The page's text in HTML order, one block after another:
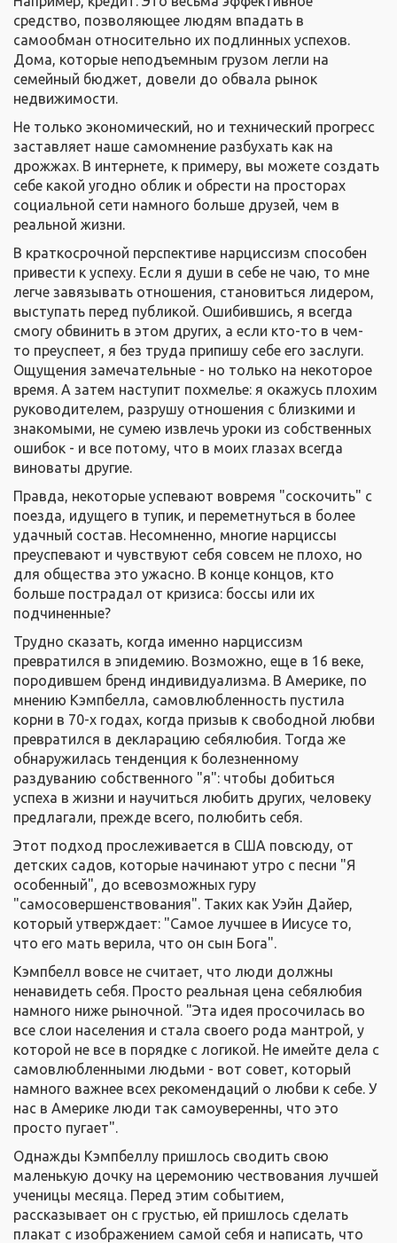
средство, позволяющее людям впадать в
самообман относительно их подлинных успехов.
Дома, которые неподъемным грузом легли на
семейный бюджет, довели до обвала рынок
недвижимости.
Не только экономический, но и технический прогресс
заставляет наше самомнение разбухать как на
дрожжах. В интернете, к примеру, вы можете создать
себе какой угодно облик и обрести на просторах
социальной сети намного больше друзей, чем в
реальной жизни.
В краткосрочной перспективе нарциссизм способен
привести к успеху. Если я души в себе не чаю, то мне
легче завязывать отношения, становиться лидером,
выступать перед публикой. Ошибившись, я всегда
смогу обвинить в этом других, а если кто-то в чем-
то преуспеет, я без труда припишу себе его заслуги.
Ощущения замечательные - но только на некоторое
время. А затем наступит похмелье: я окажусь плохим
руководителем, разрушу отношения с близкими и
знакомыми, не сумею извлечь уроки из собственных
ошибок - и все потому, что в моих глазах всегда
виноваты другие.
Правда, некоторые успевают вовремя "соскочить" с
поезда, идущего в тупик, и переметнуться в более
удачный состав. Несомненно, многие нарциссы
преуспевают и чувствуют себя совсем не плохо, но
для общества это ужасно. В конце концов, кто
больше пострадал от кризиса: боссы или их
подчиненные?
Трудно сказать, когда именно нарциссизм
превратился в эпидемию. Возможно, еще в 16 веке,
породившем бренд индивидуализма. В Америке, по
мнению Кэмпбелла, самовлюбленность пустила
корни в 70-х годах, когда призыв к свободной любви
превратился в декларацию себялюбия. Тогда же
обнаружилась тенденция к болезненному
раздуванию собственного "я": чтобы добиться
успеха в жизни и научиться любить других, человеку
предлагали, прежде всего, полюбить себя.
Этот подход прослеживается в США повсюду, от
детских садов, которые начинают утро с песни "Я
особенный", до всевозможных гуру
"самосовершенствования". Таких как Уэйн Дайер,
который утверждает: "Самое лучшее в Иисусе то,
что его мать верила, что он сын Бога".
Кэмпбелл вовсе не считает, что люди должны
ненавидеть себя. Просто реальная цена себялюбия
намного ниже рыночной. "Эта идея просочилась во
все слои населения и стала своего рода мантрой, у
которой не все в порядке с логикой. Не имейте дела с
самовлюбленными людьми - вот совет, который
намного важнее всех рекомендаций о любви к себе. У
нас в Америке люди так самоуверенны, что это
просто пугает".
Однажды Кэмпбеллу пришлось сводить свою
маленькую дочку на церемонию чествования лучшей
ученицы месяца. Перед этим событием,
рассказывает он с грустью, ей пришлось сделать
плакат с изображением самой себя и написать, что